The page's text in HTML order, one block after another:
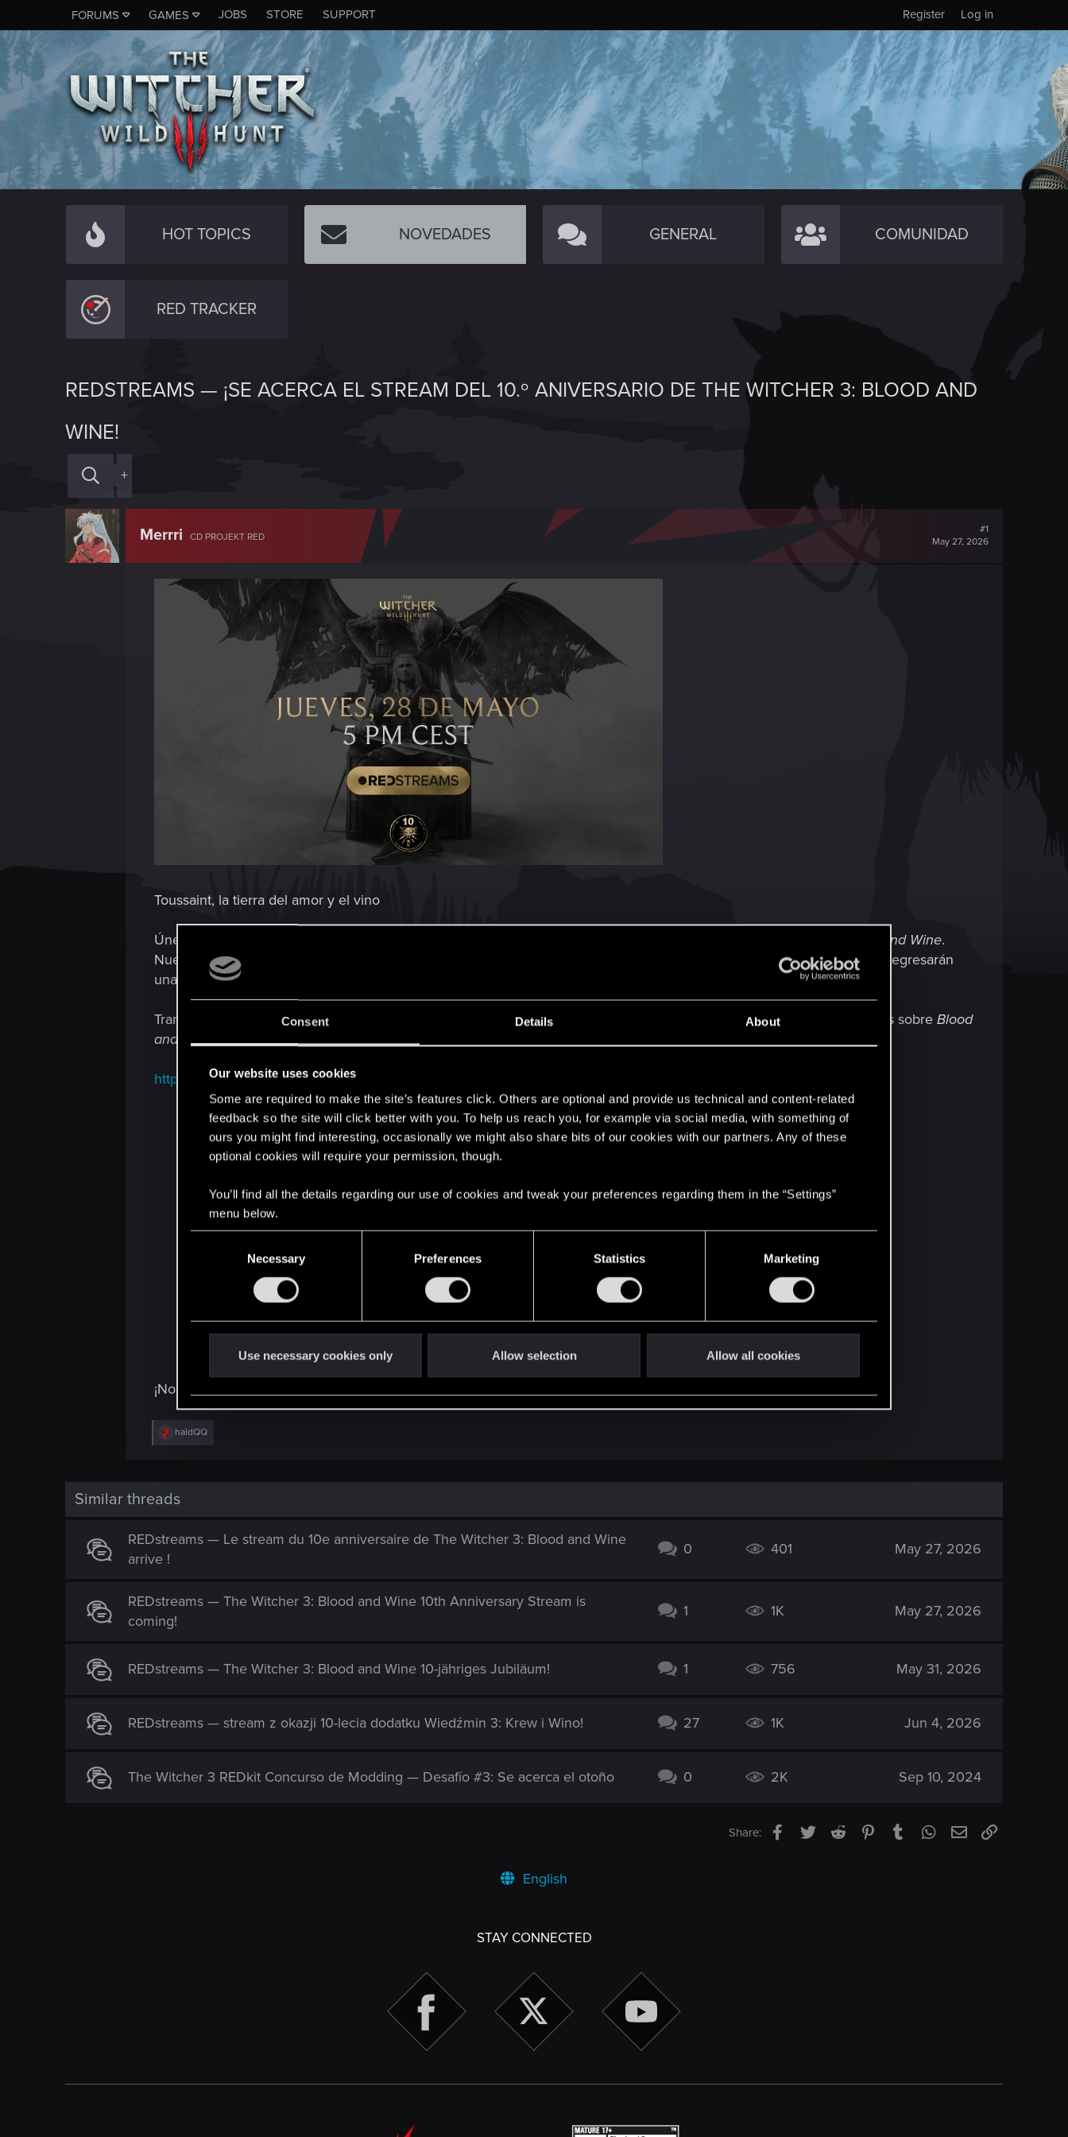
Consent Details About
Our website uses cookies
Some are required to make the site’s features click. Others are optional and provide us technical and content-related
feedback so the site will click better with you. To help us reach you, for example via social media, with something of
ours you might find interesting, occasionally we might also share bits of our cookies with our partners. Any of these
optional cookies will require your permission, though.
You’ll find all the details regarding our use of cookies and tweak your preferences regarding them in the “Settings”
menu below.
e
l
e
Necessary Preferences Statistics Marketing
Use necessary cookies only Allow selection Allow all cookies
FORUMS GAMES JOBS STORE SUPPORT Log in
Register
HOT TOPICS NOVEDADES GENERAL COMUNIDAD
RED TRACKER
REDSTREAMS — ¡SE ACERCA EL STREAM DEL 10.º ANIVERSARIO DE THE WITCHER 3: BLOOD AND
WINE!
+
Merrri CD PROJEKT RED
#1
May 27, 2026
Toussaint, la tierra del amor y el vino
Únete a nosotros el 28 de mayo a las 17:00 CEST para un stream especial por el aniversario de The Witcher 3: Blood and Wine.
Nuestras anfitrionas, Amelia Korzycka y Laura Beitzel, junto a sus invitados Kacper Niepokólczycki y Magdalena Zych, regresarán
una vez más a la tierra de caballeros, viñedos y vampiros.
Transmitiremos en directo desde Corvo Bianco en YouTube y Twitch, así que si tienes preguntas para nuestros invitados sobre Blood
and Wine, no dudes en dejarlas en el chat.
https://youtube.com/live/4asecMMnP4E
¡Nos vemos pronto en Toussaint y en el chat!
R
t
i
o
n
:
haldQQ
Similar threads
REDstreams — Le stream du 10e anniversaire de The Witcher 3: Blood and Wine
arrive !
0 401 May 27, 2026
REDstreams — The Witcher 3: Blood and Wine 10th Anniversary Stream is
coming!
1 1K May 27, 2026
REDstreams — The Witcher 3: Blood and Wine 10-jähriges Jubiläum! 1 756 May 31, 2026
REDstreams — stream z okazji 10-lecia dodatku Wiedźmin 3: Krew i Wino! 27 1K Jun 4, 2026
The Witcher 3 REDkit Concurso de Modding — Desafío #3: Se acerca el otoño 0 2K Sep 10, 2024
Share: Facebook
TwitterReddit PinterestTumblrWhatsApp
EmailLink
English
STAY CONNECTED